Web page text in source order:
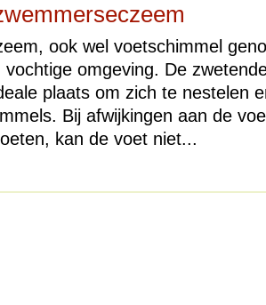
ook wel voetschimmel
omgeving. De
plaats om zich te nestelen
Bij afwijkingen aan de
kan de voet niet...